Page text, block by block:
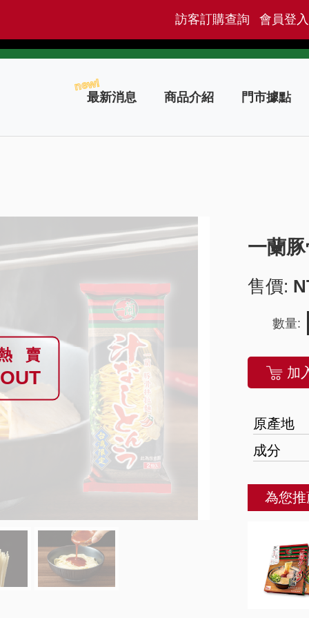
訪客訂購查詢 會員登入
new!
最新消息 商品介紹 門市據點
賣
一蘭
售價:
數量:
加
原產地
成分
為您推